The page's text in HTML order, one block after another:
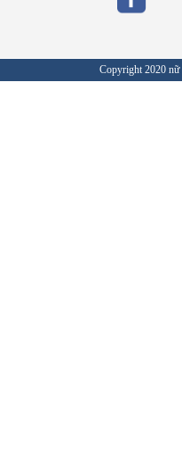
Copyright 2020 nữ